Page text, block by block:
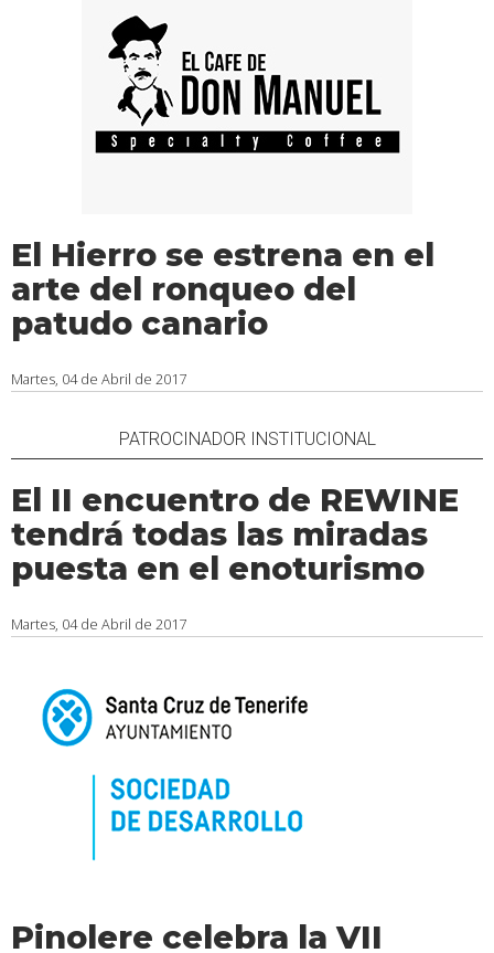
El Hierro se estrena en el
arte del ronqueo del
patudo canario
Martes, 04 de Abril de 2017
PATROCINADOR INSTITUCIONAL
El II encuentro de REWINE
tendrá todas las miradas
puesta en el enoturismo
Martes, 04 de Abril de 2017
Pinolere celebra la VII